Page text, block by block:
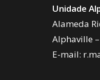
Unidade
Alameda
Alphaville
E-mail: